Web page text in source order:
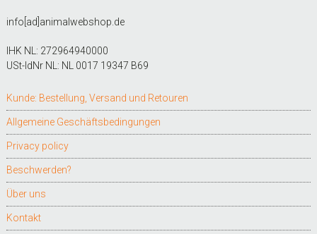
info[ad]animalwebshop.de
IHK NL: 272964940000
USt-IdNr NL: NL 0017 19347 B69
Kunde: Bestellung, Versand und Retouren
Allgemeine Geschäftsbedingungen
Privacy policy
Beschwerden?
Über uns
Kontakt